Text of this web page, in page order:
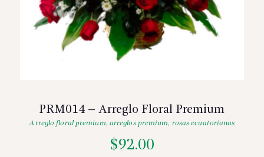
PRM014 – Arreglo Floral Premium
Arreglo floral premium, arreglos premium, rosas ecuatorianas
$92.00